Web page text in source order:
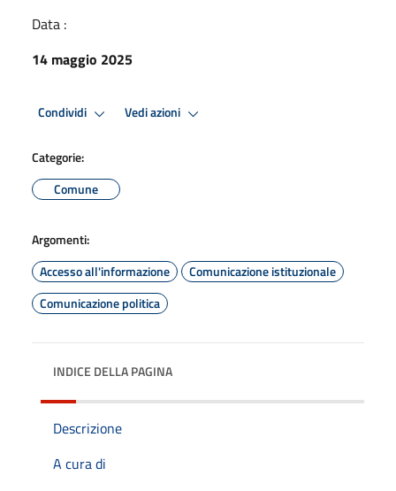
Data :
14 maggio 2025
Condividi Vedi azioni
Categorie:
Comune
Argomenti:
Accesso all'informazione
Comunicazione istituzionale
Comunicazione politica
INDICE DELLA PAGINA
Descrizione
A cura di